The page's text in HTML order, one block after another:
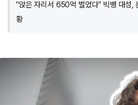
"앉은 자리서 650억 벌었다" 빅뱅 대성,
황